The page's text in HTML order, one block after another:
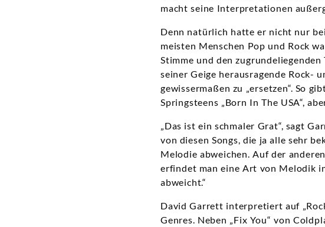
macht seine Interpretationen
Denn natürlich hatte er nicht nur
meisten Menschen Pop und Rock
Stimme und den
seiner Geige herausragende Rock-
gewissermaßen zu „ersetzen“. So
Springsteens „Born In The USA“,
„Das ist ein schmaler Grat“, sagt
von diesen Songs, die ja alle sehr
Melodie abweichen. Auf der
erfindet man eine Art von Melodik
abweicht.“
David Garrett interpretiert auf
Genres. Neben „Fix You“ von